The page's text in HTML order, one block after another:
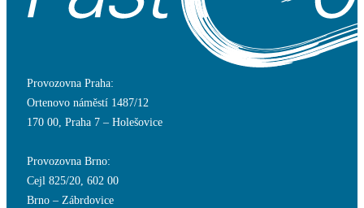
Provozovna Praha:
Ortenovo náměstí 1487/12
170 00, Praha 7 – Holešovice
Provozovna Brno:
Cejl 825/20, 602 00
Brno – Zábrdovice